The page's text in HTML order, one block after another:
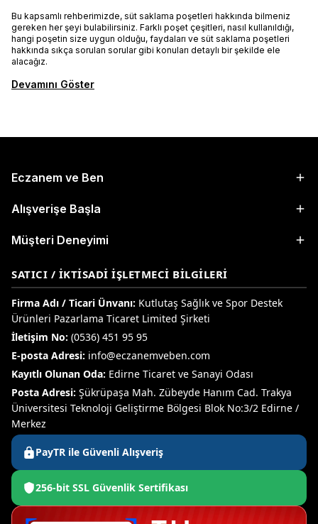
Bu kapsamlı rehberimizde, süt saklama poşetleri hakkında bilmeniz
gereken her şeyi bulabilirsiniz. Farklı poşet çeşitleri, nasıl kullanıldığı,
hangi poşetin size uygun olduğu, faydaları ve süt saklama poşetleri
hakkında sıkça sorulan sorular gibi konuları detaylı bir şekilde ele
alacağız.
Devamını Göster
Eczanem ve Ben
Alışverişe Başla
Müşteri Deneyimi
SATICI / İKTISADI İŞLETMECI BILGILERI
Firma Adı / Ticari Ünvanı: Kutlutaş Sağlık ve Spor Destek
Ürünleri Pazarlama Ticaret Limited Şirketi
İletişim No: (0536) 451 95 95
E-posta Adresi: info@eczanemveben.com
Kayıtlı Olunan Oda: Edirne Ticaret ve Sanayi Odası
Posta Adresi: Şükrüpaşa Mah. Zübeyde Hanım Cad. Trakya
Üniversitesi Teknoloji Geliştirme Bölgesi Blok No:3/2 Edirne /
Merkez
PayTR ile Güvenli Alışveriş
256-bit SSL Güvenlik Sertifikası